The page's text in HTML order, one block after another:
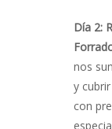
Día 2:
nos
y
con